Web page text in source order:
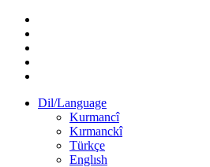
Dil/Language
Kurmancî
Kırmanckî
Türkçe
Englısh